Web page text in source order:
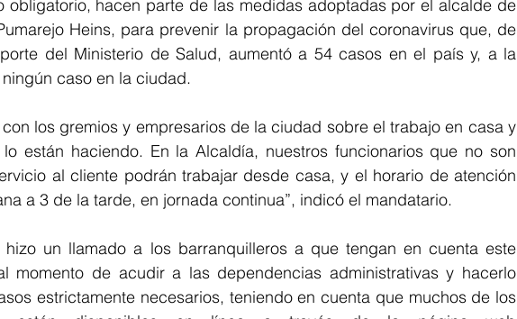
obligatorio, hacen parte de las medidas adoptadas por el alcalde de
Heins, para prevenir la propagación del coronavirus que, de
del Ministerio de Salud, aumentó a 54 casos en el país y, a la
caso en la ciudad.
los gremios y empresarios de la ciudad sobre el trabajo en casa y
están haciendo. En la Alcaldía, nuestros funcionarios que no son
al cliente podrán trabajar desde casa, y el horario de atención
a 3 de la tarde, en jornada continua”, indicó el mandatario.
hizo un llamado a los barranquilleros a que tengan en cuenta este
momento de acudir a las dependencias administrativas y hacerlo
estrictamente necesarios, teniendo en cuenta que muchos de los